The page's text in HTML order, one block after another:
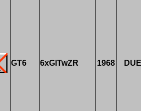
GT6 6xGlTwZR 1968